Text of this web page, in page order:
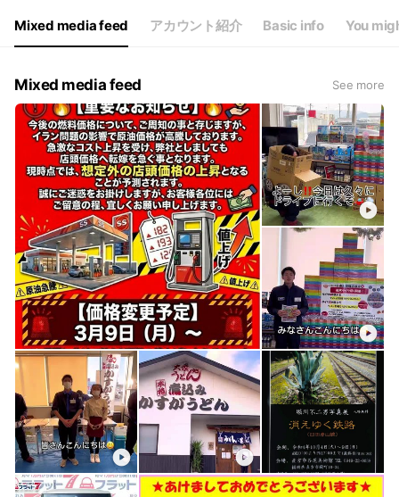
Mixed media feed アカウント紹介 Basic info You
Mixed media feed See more